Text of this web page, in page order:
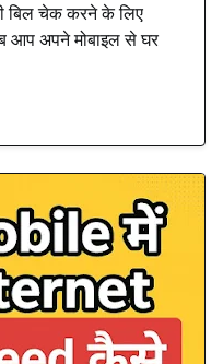
बिल चेक करने के लिए
आप अपने मोबाइल से घर